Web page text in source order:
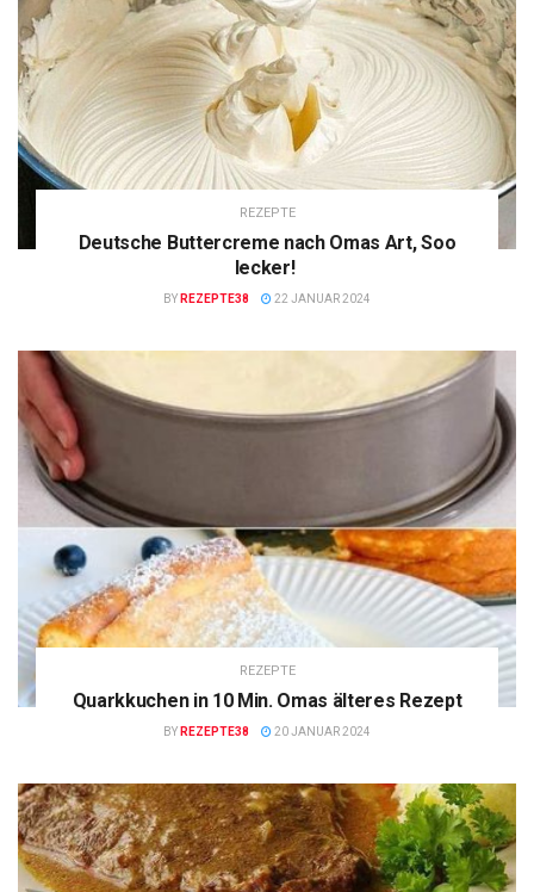
REZEPTE
Deutsche Buttercreme nach Omas Art, Soo
lecker!
BY REZEPTE38 22 JANUAR 2024
REZEPTE
Quarkkuchen in 10 Min. Omas älteres Rezept
BY REZEPTE38 20 JANUAR 2024